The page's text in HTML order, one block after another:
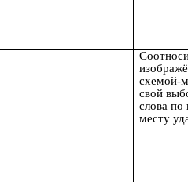
схемой-
свой
слова по
месту